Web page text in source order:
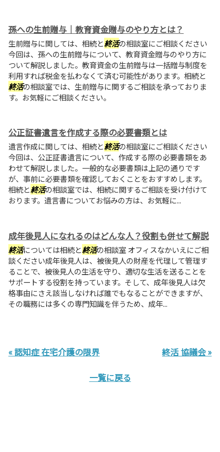
孫への生前贈与｜教育資金贈与のやり方とは？
生前贈与に関しては、相続と終活の相談室にご相談ください
今回は、孫への生前贈与について、教育資金贈与のやり方に
ついて解説しました。教育資金の生前贈与は一括贈与制度を
利用すれば税金を払わなくて済む可能性があります。相続と
終活の相談室では、生前贈与に関するご相談を承っておりま
す。お気軽にご相談ください。
公正証書遺言を作成する際の必要書類とは
遺言作成に関しては、相続と終活の相談室にご相談ください
今回は、公正証書遺言について、作成する際の必要書類をあ
わせて解説しました。一般的な必要書類は上記の通りです
が、事前に必要書類を確認しておくことをおすすめします。
相続と終活の相談室では、相続に関するご相談を受け付けて
おります。遺言書についてお悩みの方は、お気軽に...
成年後見人になれるのはどんな人？役割も併せて解説
終活については相続と終活の相談室 オフィスなかいえにご相
談ください成年後見人は、被後見人の財産を代理して管理す
ることで、被後見人の生活を守り、適切な生活を送ることを
サポートする役割を持っています。そして、成年後見人は欠
格事由にさえ該当しなければ誰でもなることができますが、
その職務には多くの専門知識を伴うため、成年...
« 認知症 在宅介護の限界 終活 協議会 »
一覧に戻る